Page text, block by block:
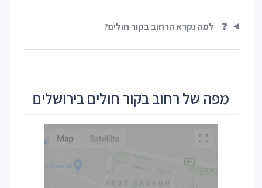
❓ למה נקרא הרחוב בקור חולים?
מפה של רחוב בקור חולים בירושלים